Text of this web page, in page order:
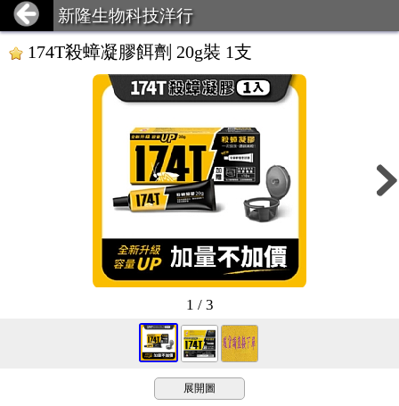
新隆生物科技洋行
174T殺蟑凝膠餌劑 20g裝 1支
1 / 3
展開圖